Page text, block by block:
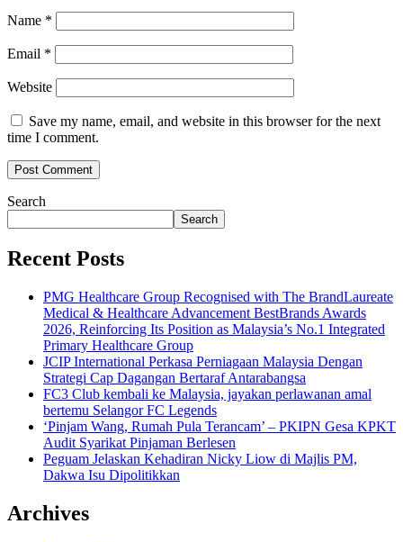
Name *
Email *
Website
Save my name, email, and website in this browser for the next
time I comment.
Search
Search
Recent Posts
PMG Healthcare Group Recognised with The BrandLaureate
Medical & Healthcare Advancement BestBrands Awards
2026, Reinforcing Its Position as Malaysia’s No.1 Integrated
Primary Healthcare Group
JCIP International Perkasa Perniagaan Malaysia Dengan
Strategi Cap Dagangan Bertaraf Antarabangsa
FC3 Club kembali ke Malaysia, jayakan perlawanan amal
bertemu Selangor FC Legends
‘Pinjam Wang, Rumah Pula Terancam’ – PKIPN Gesa KPKT
Audit Syarikat Pinjaman Berlesen
Peguam Jelaskan Kehadiran Nicky Liow di Majlis PM,
Dakwa Isu Dipolitikkan
Archives